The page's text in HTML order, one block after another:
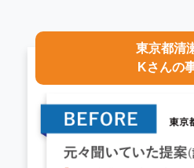
東京都清
Kさんの